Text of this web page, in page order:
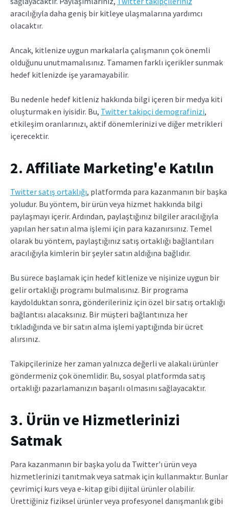
aracılığıyla daha geniş bir kitleye ulaşmalarına yardımcı
olacaktır.
Ancak, kitlenize uygun markalarla çalışmanın çok önemli
olduğunu unutmamalısınız. Tamamen farklı içerikler sunmak
hedef kitlenizde işe yaramayabilir.
Bu nedenle hedef kitleniz hakkında bilgi içeren bir medya kiti
oluşturmak en iyisidir. Bu, Twitter takipçi demografinizi,
etkileşim oranlarınızı, aktif dönemlerinizi ve diğer metrikleri
içerecektir.
2. Affiliate Marketing'e Katılın
Twitter satış ortaklığı, platformda para kazanmanın bir başka
yoludur. Bu yöntem, bir ürün veya hizmet hakkında bilgi
paylaşmayı içerir. Ardından, paylaştığınız bilgiler aracılığıyla
yapılan her satın alma işlemi için para kazanırsınız. Temel
olarak bu yöntem, paylaştığınız satış ortaklığı bağlantıları
aracılığıyla kimlerin bir şeyler satın aldığına bağlıdır.
Bu sürece başlamak için hedef kitlenize ve nişinize uygun bir
gelir ortaklığı programı bulmalısınız. Bir programa
kaydolduktan sonra, gönderileriniz için özel bir satış ortaklığı
bağlantısı alacaksınız. Bir müşteri bağlantınıza her
tıkladığında ve bir satın alma işlemi yaptığında bir ücret
alırsınız.
Takipçilerinize her zaman yalnızca değerli ve alakalı ürünler
göndermeniz çok önemlidir. Bu, sosyal platformda satış
ortaklığı pazarlamanızın başarılı olmasını sağlayacaktır.
3. Ürün ve Hizmetlerinizi
Satmak
Para kazanmanın bir başka yolu da Twitter'ı ürün veya
hizmetlerinizi tanıtmak veya satmak için kullanmaktır. Bunlar
çevrimiçi kurs veya e-kitap gibi dijital ürünler olabilir.
Ürettiğiniz fiziksel ürünler veya profesyonel danışmanlık gibi